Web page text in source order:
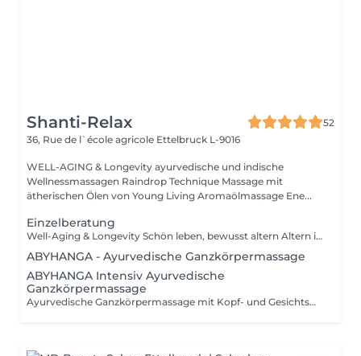
Shanti-Relax
52
36, Rue de l`école agricole Ettelbruck L-9016
WELL-AGING & Longevity ayurvedische und indische
Wellnessmassagen Raindrop Technique Massage mit
ätherischen Ölen von Young Living Aromaölmassage Ene...
Einzelberatung
Well-Aging & Longevity Schön leben, bewusst altern Altern ist kein Rückschritt es ist ein natürlicher Wandel, den wir mit Achtsamkeit und Lebensfreude gestalten können. Well-Aging bedeutet, den eigenen Körper zu verstehen, ihn zu unterstützen und mit ihm in Harmonie zu leben Tag für Tag, Jahr für Jahr. Dein Weg beginnt hier Ob du erste Zeichen der Hautalterung spürst, deinen Schlaf verbessern möchtest oder einfach mehr Energie im Alltag suchst Ich begleite dich mit Herz, Wissen und maßgeschneiderten Lösungen. Denn die besten Jahre sind nicht vorbei sie beginnen genau jetzt.
ABYHANGA - Ayurvedische Ganzkörpermassage
ABYHANGA Intensiv Ayurvedische
Ganzkörpermassage
Ayurvedische Ganzkörpermassage mit Kopf- und Gesichtsmassage, entspannendem Fussbad : Die « Königin » der Massagen